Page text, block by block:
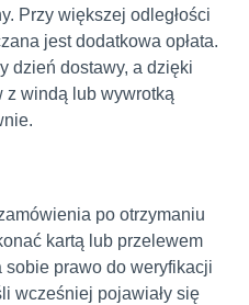
Przy większej odległości
jest dodatkowa opłata.
dzień dostawy, a dzięki
z windą lub wywrotką
po otrzymaniu
kartą lub przelewem
sobie prawo do weryfikacji
wcześniej pojawiały się